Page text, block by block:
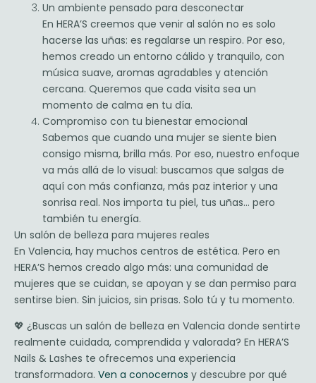
Un ambiente pensado para desconectar
En HERA’S creemos que venir al salón no es solo
hacerse las uñas: es regalarse un respiro. Por eso,
hemos creado un entorno cálido y tranquilo, con
música suave, aromas agradables y atención
cercana. Queremos que cada visita sea un
momento de calma en tu día.
Compromiso con tu bienestar emocional
Sabemos que cuando una mujer se siente bien
consigo misma, brilla más. Por eso, nuestro enfoque
va más allá de lo visual: buscamos que salgas de
aquí con más confianza, más paz interior y una
sonrisa real. Nos importa tu piel, tus uñas… pero
también tu energía.
Un salón de belleza para mujeres reales
En Valencia, hay muchos centros de estética. Pero en
HERA’S hemos creado algo más: una comunidad de
mujeres que se cuidan, se apoyan y se dan permiso para
sentirse bien. Sin juicios, sin prisas. Solo tú y tu momento.
💖 ¿Buscas un salón de belleza en Valencia donde sentirte
realmente cuidada, comprendida y valorada? En HERA’S
Nails & Lashes te ofrecemos una experiencia
transformadora. Ven a conocernos y descubre por qué